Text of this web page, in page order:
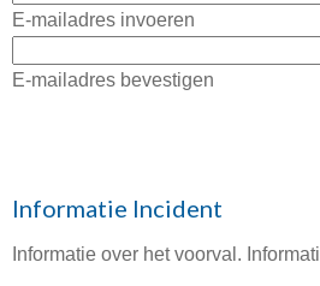
E-mailadres invoeren
E-mailadres bevestigen
Informatie Incident
Informatie over het voorval.